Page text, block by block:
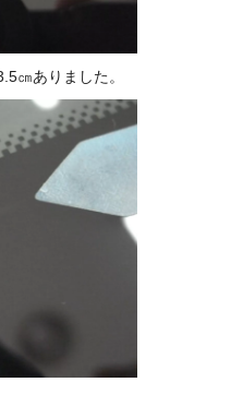
㎝ありました。